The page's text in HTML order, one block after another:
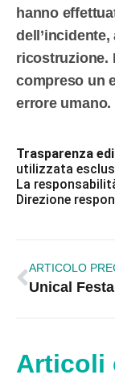
hanno
ricostruzione.
compreso un
errore umano.
Trasparenza
utilizzata
La
Direzione
Articoli